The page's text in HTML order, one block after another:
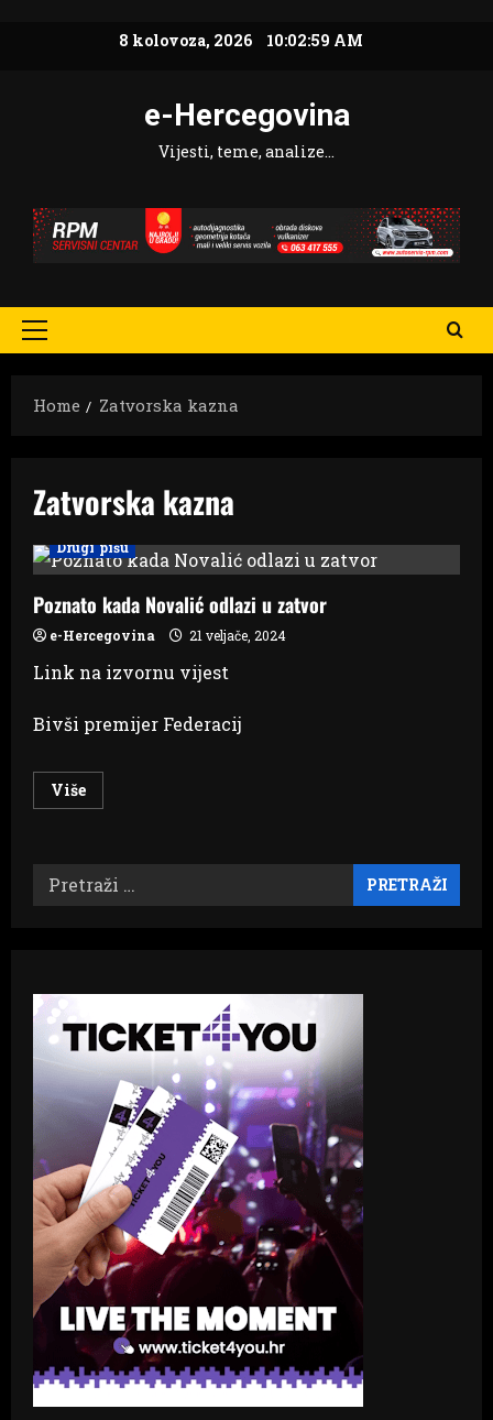
8 kolovoza, 2026 10:02:59 AM
e-Hercegovina
Vijesti, teme, analize…
Primary
Home
Zatvorska kazna
Zatvorska kazna
Drugi pišu
Poznato kada Novalić odlazi u zatvor
e-Hercegovina 21 veljače, 2024
Link na izvornu vijest
Bivši premijer Federacij
VišeRead
more
Novalić
odlazi
u
zatvor
Pretraži: